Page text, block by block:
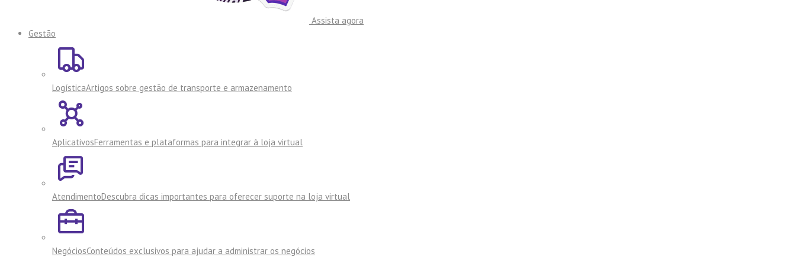
Assista agora
Gestão
LogísticaArtigos sobre gestão de transporte e armazenamento
AplicativosFerramentas e plataformas para integrar à loja virtual
AtendimentoDescubra dicas importantes para oferecer suporte na loja virtual
NegóciosConteúdos exclusivos para ajudar a administrar os negócios